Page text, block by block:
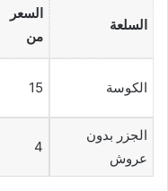
السلعة
السعر
من
الكوسة 15
الجزر بدون
عروش
4